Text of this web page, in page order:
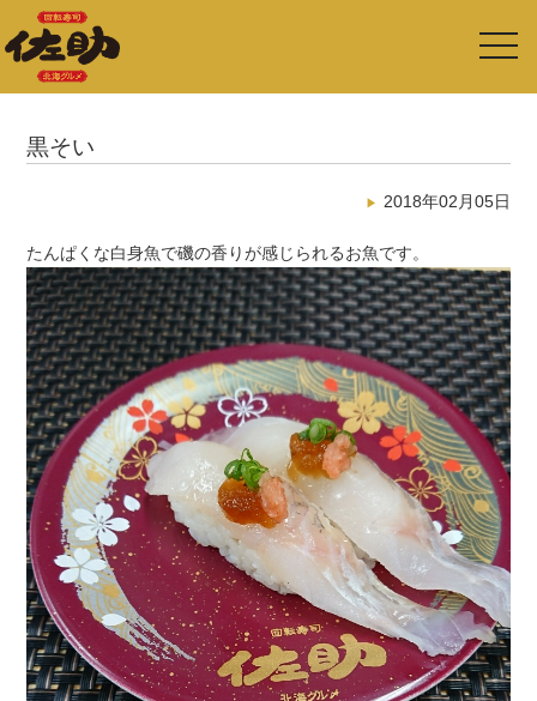
黒そい
2018年02月05日
たんぱくな白身魚で磯の香りが感じられるお魚です。